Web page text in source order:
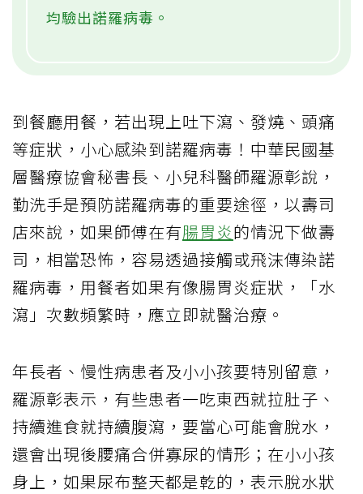
均驗出諾羅病毒。
到餐廳用餐，若出現上吐下瀉、發燒、頭痛
等症狀，小心感染到諾羅病毒！中華民國基
層醫療協會秘書長、小兒科醫師羅源彰說，
勤洗手是預防諾羅病毒的重要途徑，以壽司
店來說，如果師傅在有腸胃炎的情況下做壽
司，相當恐怖，容易透過接觸或飛沫傳染諾
羅病毒，用餐者如果有像腸胃炎症狀，「水
瀉」次數頻繁時，應立即就醫治療。
年長者、慢性病患者及小小孩要特別留意，
羅源彰表示，有些患者一吃東西就拉肚子、
持續進食就持續腹瀉，要當心可能會脫水，
還會出現後腰痛合併寡尿的情形；在小小孩
身上，如果尿布整天都是乾的，表示脫水狀